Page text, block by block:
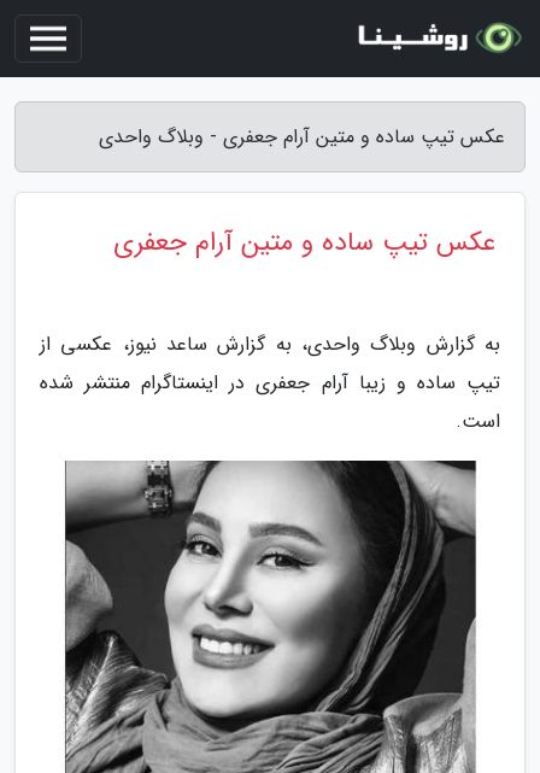
عکس تیپ ساده و متین آرام جعفری - وبلاگ واحدی
عکس تیپ ساده و متین آرام جعفری
به گزارش وبلاگ واحدی، به گزارش ساعد نیوز، عکسی از
تیپ ساده و زیبا آرام جعفری در اینستاگرام منتشر شده
است.